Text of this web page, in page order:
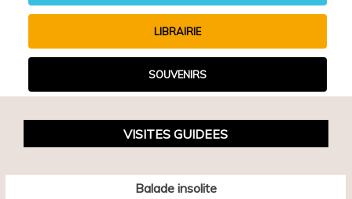
LIBRAIRIE
SOUVENIRS
VISITES GUIDEES
Balade insolite